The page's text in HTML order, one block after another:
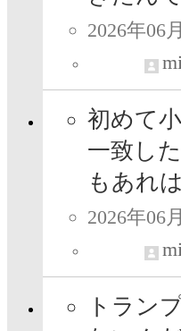
2026年06
初めて
一致し
もあれ
2026年06
トラン